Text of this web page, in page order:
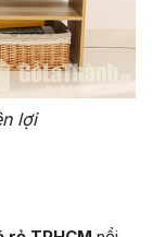
lợi